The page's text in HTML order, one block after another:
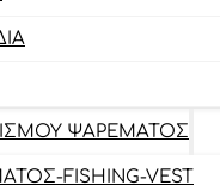
ΨΑΡΈΜΑΤΟΣ
FISHING-VEST